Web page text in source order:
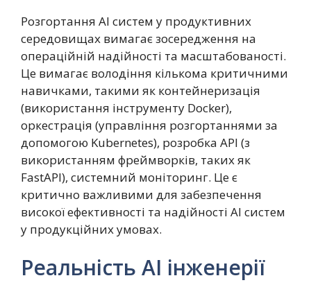
Розгортання AI систем у продуктивних
середовищах вимагає зосередження на
операційній надійності та масштабованості.
Це вимагає володіння кількома критичними
навичками, такими як контейнеризація
(використання інструменту Docker),
оркестрація (управління розгортаннями за
допомогою Kubernetes), розробка API (з
використанням фреймворків, таких як
FastAPI), системний моніторинг. Це є
критично важливими для забезпечення
високої ефективності та надійності AI систем
у продукційних умовах.
Реальність AI інженерії